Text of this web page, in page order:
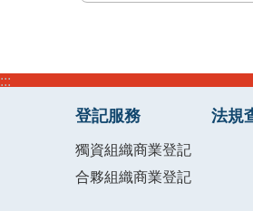
:::
登記服務
獨資組織商業登記
合夥組織商業登記
法規